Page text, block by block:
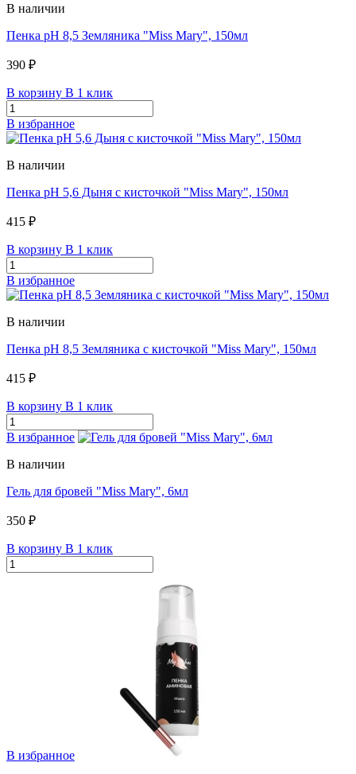
В наличии
Пенка pH 8,5 Земляника "Miss Mary", 150мл
390 ₽
В корзину В 1 клик
В избранное
В наличии
Пенка pH 5,6 Дыня с кисточкой "Miss Mary", 150мл
415 ₽
В корзину В 1 клик
В избранное
В наличии
Пенка pH 8,5 Земляника с кисточкой "Miss Mary", 150мл
415 ₽
В корзину В 1 клик
В избранное
В наличии
Гель для бровей "Miss Mary", 6мл
350 ₽
В корзину В 1 клик
В избранное